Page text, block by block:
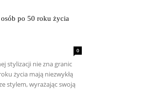
po 50 roku życia
0
stylizacji nie zna granic
życia mają niezwykłą
stylem, wyrażając swoją